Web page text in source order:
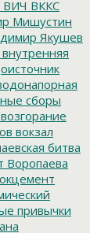
ВИЧ ВККС
Мишустин
Якушев
внутренняя
сборы
возгорание
вокзал
битва
Воропаева
привычки